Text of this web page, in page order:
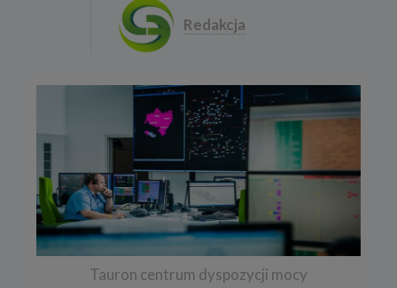
Redakcja
Tauron centrum dyspozycji mocy